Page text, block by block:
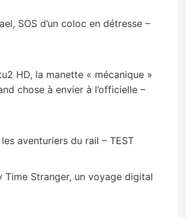
SOS d’un coloc en détresse –
HD, la manette « mécanique »
chose à envier à l’officielle –
aventuriers du rail – TEST
Time Stranger, un voyage digital